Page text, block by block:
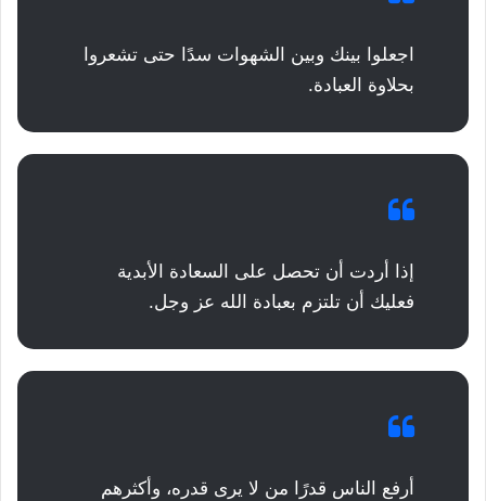
اجعلوا بينك وبين الشهوات سدًا حتى تشعروا
بحلاوة العبادة.
إذا أردت أن تحصل على السعادة الأبدية
فعليك أن تلتزم بعبادة الله عز وجل.
أرفع الناس قدرًا من لا يرى قدره، وأكثرهم